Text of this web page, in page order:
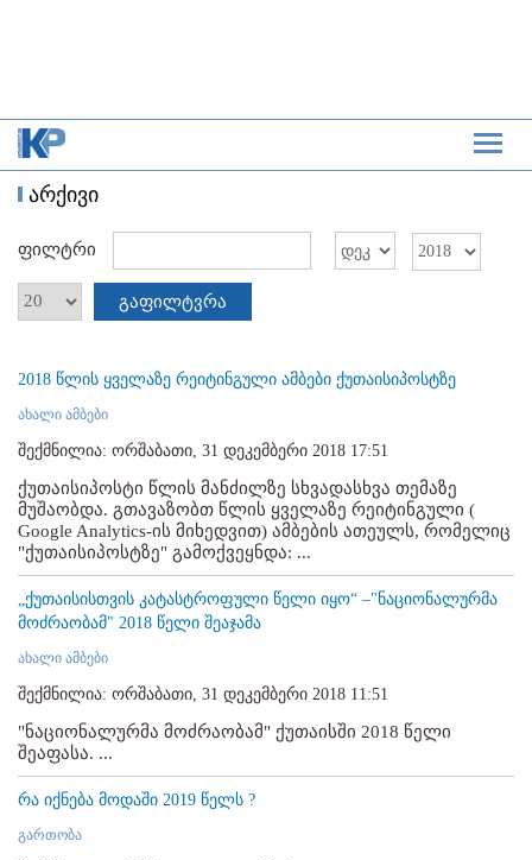
არქივი
ფილტრი
გაფილტვრა
2018 წლის ყველაზე რეიტინგული ამბები ქუთაისიპოსტზე
ახალი ამბები
შექმნილია: ორშაბათი, 31 დეკემბერი 2018 17:51
ქუთაისიპოსტი წლის მანძილზე სხვადასხვა თემაზე
მუშაობდა. გთავაზობთ წლის ყველაზე რეიტინგული (
Google Analytics-ის მიხედვით) ამბების ათეულს, რომელიც
"ქუთაისიპოსტზე" გამოქვეყნდა: ...
„ქუთაისისთვის კატასტროფული წელი იყო“ –"ნაციონალურმა
მოძრაობამ" 2018 წელი შეაჯამა
ახალი ამბები
შექმნილია: ორშაბათი, 31 დეკემბერი 2018 11:51
"ნაციონალურმა მოძრაობამ" ქუთაისში 2018 წელი
შეაფასა. ...
რა იქნება მოდაში 2019 წელს ?
გართობა